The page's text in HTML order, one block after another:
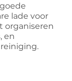
lade voor
organiseren
en